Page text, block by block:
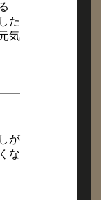
た
気
が
な